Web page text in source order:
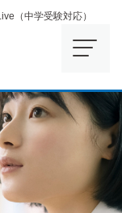
（中学受験対応）